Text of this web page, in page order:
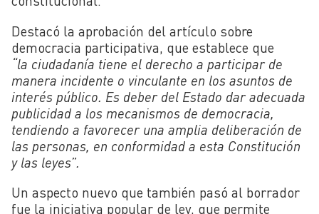
Destacó la aprobación del artículo sobre
democracia participativa, que establece que
“la ciudadanía tiene el derecho a participar de
manera incidente o vinculante en los asuntos de
interés público. Es deber del Estado dar adecuada
publicidad a los mecanismos de democracia,
tendiendo a favorecer una amplia deliberación de
las personas, en conformidad a esta Constitución
y las leyes”.
Un aspecto nuevo que también pasó al borrador
fue la iniciativa popular de ley, que permite